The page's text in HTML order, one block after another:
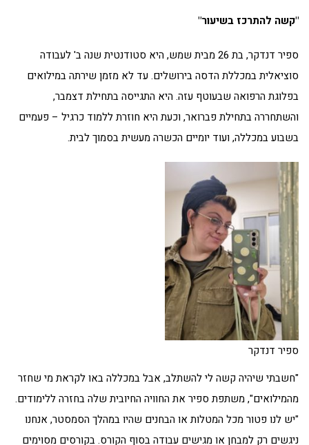
"קשה להתרכז בשיעור"
ספיר דנדקר, בת 26 מבית שמש, היא סטודנטית שנה ב' לעבודה
סוציאלית במכללת הדסה בירושלים. עד לא מזמן שירתה במילואים
בפלוגת הרפואה שבעוטף עזה. היא התגייסה בתחילת דצמבר,
והשתחררה בתחילת פברואר, וכעת היא חוזרת ללמוד כרגיל – פעמיים
בשבוע במכללה, ועוד יומיים הכשרה מעשית בסמוך לבית.
ספיר דנדקר
"חשבתי שיהיה קשה לי להשתלב, אבל במכללה באו לקראת מי שחזר
מהמילואים", משתפת ספיר את החוויה החיובית שלה בחזרה ללימודים.
"יש לנו פטור מכל המטלות או הבחנים שהיו במהלך הסמסטר, אנחנו
ניגשים רק למבחן או מגישים עבודה בסוף הקורס. בקורסים מסוימים